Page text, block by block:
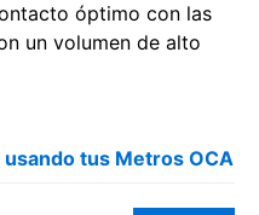
óptimo con las
un volumen de alto
tus Metros OCA